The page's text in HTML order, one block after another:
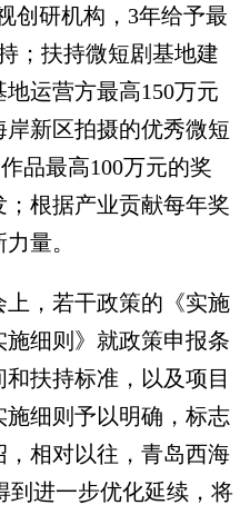
研机构，3年给予最
；扶持微短剧基地建
运营方最高150万元
新区拍摄的优秀微短
品最高100万元的奖
根据产业贡献每年奖
量。
，若干政策的《实施
细则》就政策申报条
扶持标准，以及项目
细则予以明确，标志
相对以往，青岛西海
到进一步优化延续，将